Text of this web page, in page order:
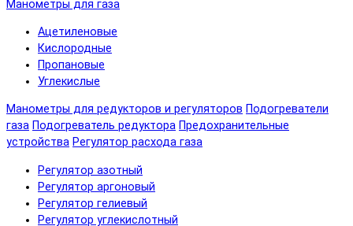
Манометры для газа
Ацетиленовые
Кислородные
Пропановые
Углекислые
Манометры для редукторов и регуляторов Подогреватели
газа Подогреватель редуктора Предохранительные
устройства Регулятор расхода газа
Регулятор азотный
Регулятор аргоновый
Регулятор гелиевый
Регулятор углекислотный